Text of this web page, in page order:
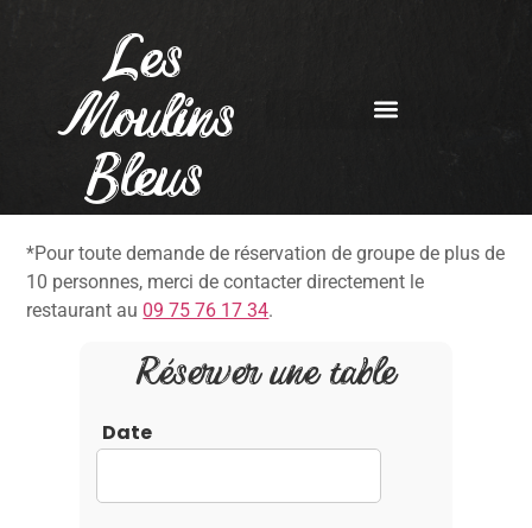
Les
Moulins
Bleus
*Pour toute demande de réservation de groupe de plus de
10 personnes, merci de contacter directement le
restaurant au 09 75 76 17 34.
Réserver une table
Date